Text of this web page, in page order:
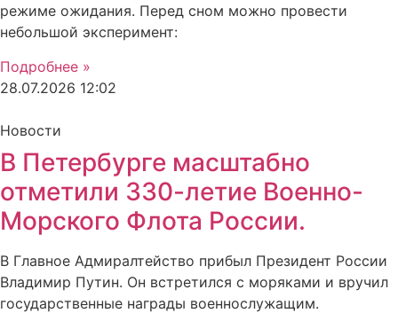
режиме ожидания. Перед сном можно провести
небольшой эксперимент:
Подробнее »
28.07.2026 12:02
Новости
В Петербурге масштабно
отметили 330-летие Военно-
Морского Флота России.
В Главное Адмиралтейство прибыл Президент России
Владимир Путин. Он встретился с моряками и вручил
государственные награды военнослужащим.